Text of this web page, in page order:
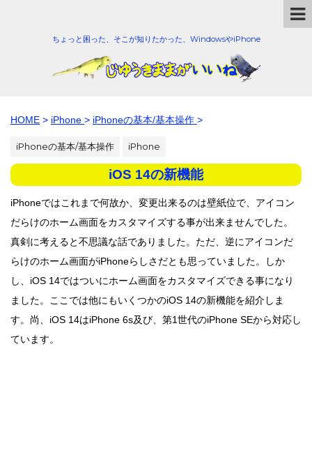
ちょっと困った、そこが知りたかった、WindowsやiPhone
HOME > iPhone > iPhoneの基本/基本操作 >
iPhoneの基本/基本操作 iPhone
iOS 14の新機能
iPhoneではこれまで何故か、変更出来るのは壁紙位で、アイコン
だらけのホーム画面をカスタマイズする事が出来ませんでした。
真剣に考えると不思議な話でありました。ただ、逆にアイコンだ
らけのホーム画面がiPhoneらしさだとも思っていました。しか
し、iOS 14ではついにホーム画面をカスタマイズできる事になり
ました。ここでは他にもいくつかのiOS 14の新機能を紹介しま
す。尚、iOS 14はiPhone 6s及び、第1世代のiPhone SEから対応し
ています。